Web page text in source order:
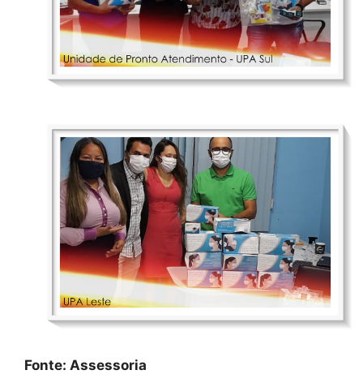
Fonte: Assessoria